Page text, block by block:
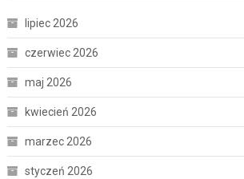
lipiec 2026
czerwiec 2026
maj 2026
kwiecień 2026
marzec 2026
styczeń 2026